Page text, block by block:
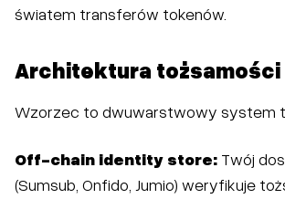
światem transferów tokenów.
Architektura tożsamości
Wzorzec to dwuwarstwowy system
Off-chain identity store: Twój
(Sumsub, Onfido, Jumio) weryfikuje